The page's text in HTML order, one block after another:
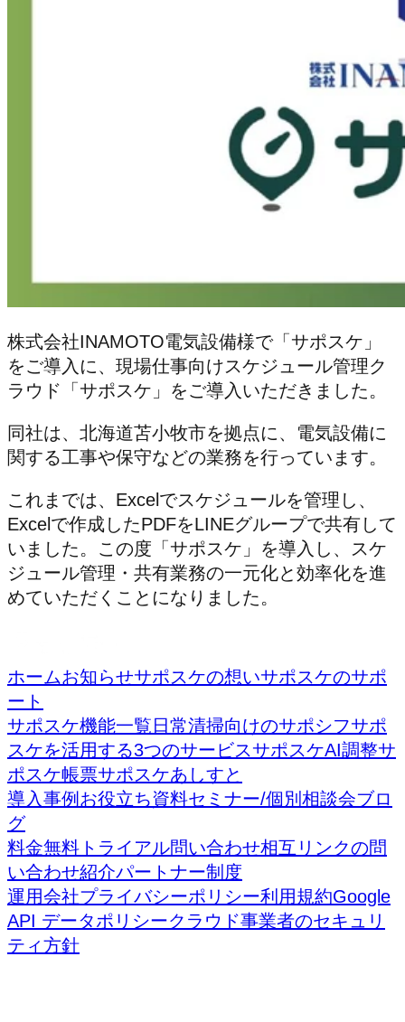
株式会社INAMOTO電気設備様で「サポスケ」
をご導入に、現場仕事向けスケジュール管理ク
ラウド「サポスケ」をご導入いただきました。
同社は、北海道苫小牧市を拠点に、電気設備に
関する工事や保守などの業務を行っています。
これまでは、Excelでスケジュールを管理し、
Excelで作成したPDFをLINEグループで共有して
いました。この度「サポスケ」を導入し、スケ
ジュール管理・共有業務の一元化と効率化を進
めていただくことになりました。
ホームお知らせサポスケの想いサポスケのサポ
ート
サポスケ機能一覧 日常清掃向けのサポシフサポ
スケを活用する3つのサービスサポスケAI調整サ
ポスケ帳票サポスケあしすと
導入事例 お役立ち資料セミナー/個別相談会ブロ
グ
料金無料トライアル問い合わせ相互リンクの問
い合わせ紹介パートナー制度
運用会社プライバシーポリシー利用規約Google
API データポリシークラウド事業者のセキュリ
ティ方針